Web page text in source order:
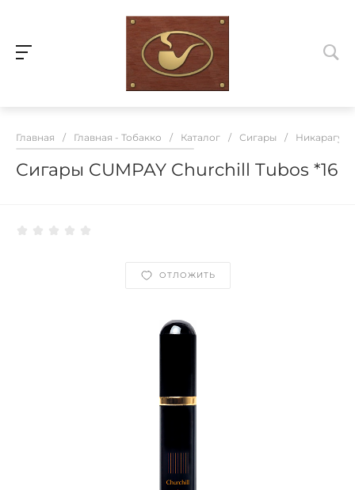
Главная / Главная - Тобакко / Каталог / Сигары / Никарагуа
Сигары CUMPAY Churchill Tubos *16
ОТЛОЖИТЬ